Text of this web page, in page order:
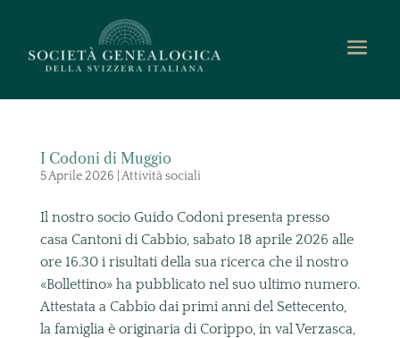
I Codoni di Muggio
5 Aprile 2026 Attività sociali
Il nostro socio Guido Codoni presenta presso
casa Cantoni di Cabbio, sabato 18 aprile 2026 alle
ore 16.30 i risultati della sua ricerca che il nostro
«Bollettino» ha pubblicato nel suo ultimo numero.
Attestata a Cabbio dai primi anni del Settecento,
la famiglia è originaria di Corippo, in val Verzasca,